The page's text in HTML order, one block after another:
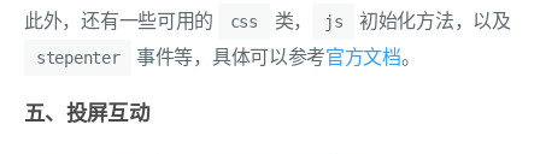
此外，还有一些可用的 css 类， js 初始化方法，以及
stepenter 事件等，具体可以参考官方文档。
五、投屏互动